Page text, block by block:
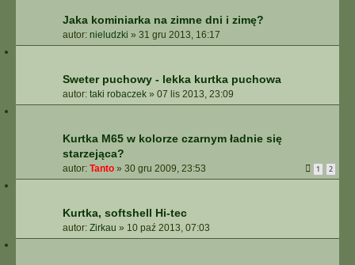
Jaka kominiarka na zimne dni i zimę?
autor: nieludzki » 31 gru 2013, 16:17
Sweter puchowy - lekka kurtka puchowa
autor: taki robaczek » 07 lis 2013, 23:09
Kurtka M65 w kolorze czarnym ładnie się
starzejąca?
autor: Tanto » 30 gru 2009, 23:53 1 2
Kurtka, softshell Hi-tec
autor: Zirkau » 10 paź 2013, 07:03